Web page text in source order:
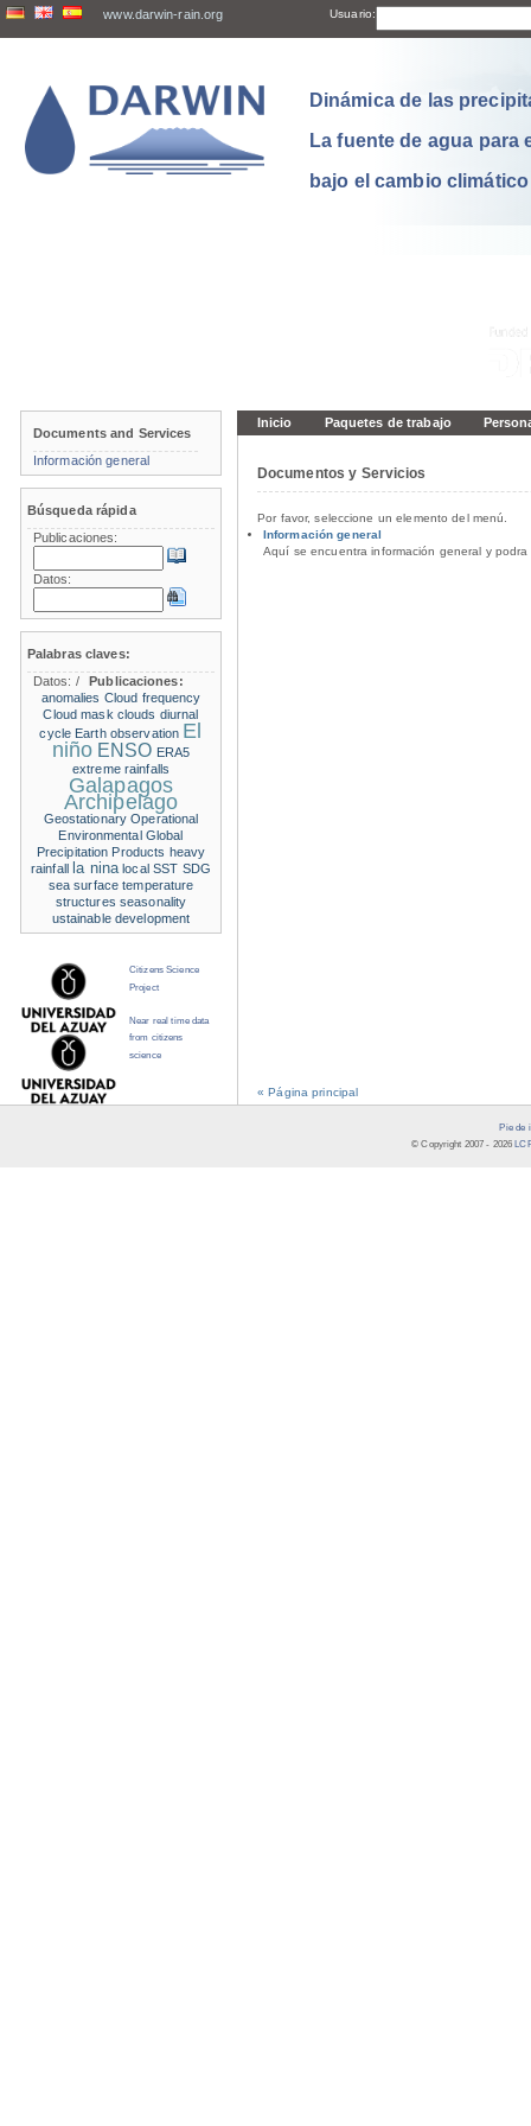
www.darwin-rain.org Usuario:
Dinámica de las
La fuente de agua para
bajo el cambio climático
Inicio Paquetes de trabajo
Documentos y Servicios
Por favor, seleccione un elemento del menú.
Información general
Aquí se encuentra información general y
« Página principal
Documents and Services
Información general
Búsqueda rápida
Publicaciones:
Datos:
Palabras claves:
Datos: /
Publicaciones:
anomalies Cloud frequency
Cloud mask clouds diurnal
cycle Earth observation El
niño ENSO ERA5
extreme rainfalls
Galapagos
Archipelago
Geostationary Operational
Environmental Global
Precipitation Products heavy
rainfall
la nina local SST SDG
sea surface temperature
structures seasonality
ustainable development
Citizens Science
Project
Near real time data
from citizens
science
Pie de
© Copyright 2007 - 2026